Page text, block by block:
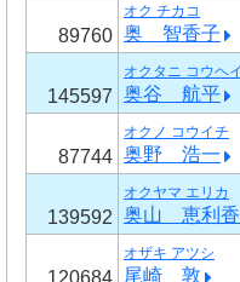
89760
オク チカコ
奥 智香子
145597
オクタニ コウヘイ
奥谷 航平
87744
オクノ コウイチ
奥野 浩一
139592
オクヤマ エリカ
奥山 恵利香
オザキ アツシ
尾崎 敦